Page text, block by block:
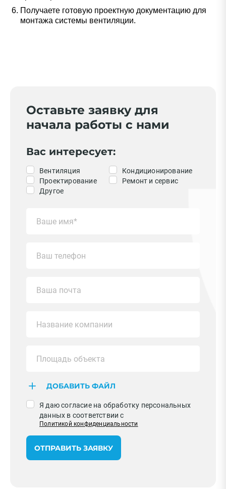
Получаете готовую проектную документацию для
монтажа системы вентиляции.
Оставьте заявку для
начала работы с нами
Вас интересует:
Вентиляция
Кондиционирование
Проектирование
Ремонт и сервис
Другое
ДОБАВИТЬ ФАЙЛ
Я даю согласие на обработку персональных
данных в соответствии с
Политикой конфиденциальности
ОТПРАВИТЬ ЗАЯВКУ